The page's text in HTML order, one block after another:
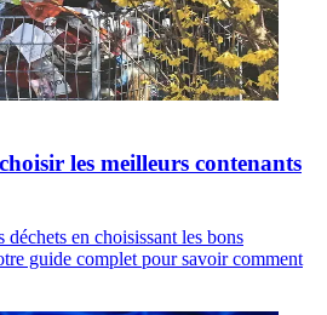
les meilleurs contenants
en choisissant les bons
guide complet pour savoir comment